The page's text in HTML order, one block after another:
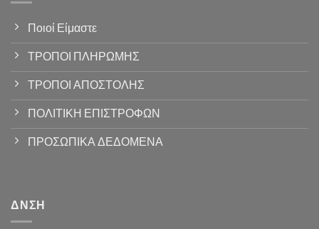
Ποιοί Είμαστε
ΤΡΟΠΟΙ ΠΛΗΡΩΜΗΣ
ΤΡΟΠΟΙ ΑΠΟΣΤΟΛΗΣ
ΠΟΛΙΤΙΚΗ ΕΠΙΣΤΡΟΦΩΝ
ΠΡΟΣΩΠΙΚΑ ΔΕΔΟΜΕΝΑ
ΔΝΣΗ